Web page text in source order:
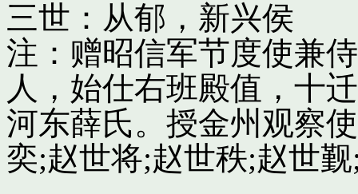
三世：从郁，新兴侯
注：赠昭信军节度使兼
人，始仕右班殿值，十
河东薛氏。授金州观察
奕;赵世将;赵世秩;赵世